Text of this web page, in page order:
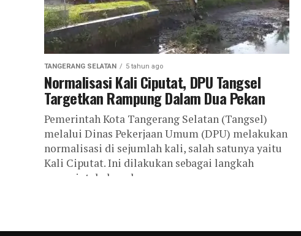
TANGERANG SELATAN 5 tahun ago
Normalisasi Kali Ciputat, DPU Tangsel
Targetkan Rampung Dalam Dua Pekan
Pemerintah Kota Tangerang Selatan (Tangsel)
melalui Dinas Pekerjaan Umum (DPU) melakukan
normalisasi di sejumlah kali, salah satunya yaitu
Kali Ciputat. Ini dilakukan sebagai langkah
pemerintah daerah...